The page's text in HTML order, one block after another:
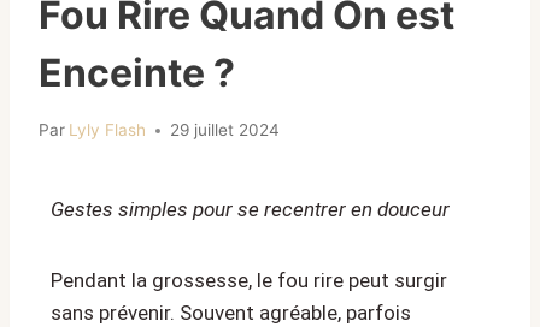
Fou Rire Quand On est
Enceinte ?
Par Lyly Flash 29 juillet 2024
Gestes simples pour se recentrer en douceur
Pendant la grossesse, le fou rire peut surgir
sans prévenir. Souvent agréable, parfois